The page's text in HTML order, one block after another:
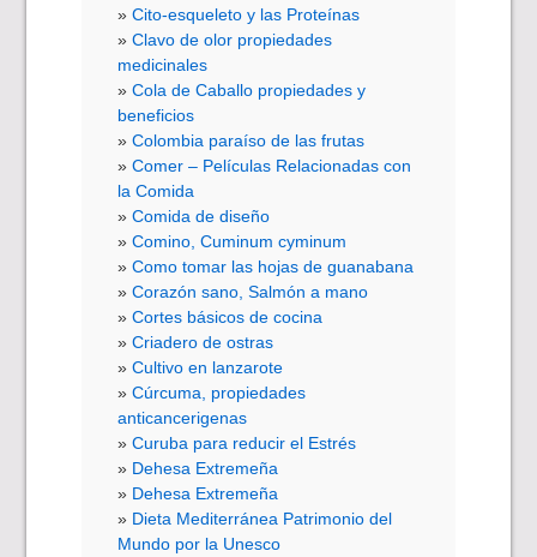
Cito-esqueleto y las Proteínas
Clavo de olor propiedades
medicinales
Cola de Caballo propiedades y
beneficios
Colombia paraíso de las frutas
Comer – Películas Relacionadas con
la Comida
Comida de diseño
Comino, Cuminum cyminum
Como tomar las hojas de guanabana
Corazón sano, Salmón a mano
Cortes básicos de cocina
Criadero de ostras
Cultivo en lanzarote
Cúrcuma, propiedades
anticancerigenas
Curuba para reducir el Estrés
Dehesa Extremeña
Dehesa Extremeña
Dieta Mediterránea Patrimonio del
Mundo por la Unesco